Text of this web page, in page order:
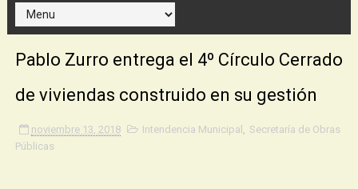
Pablo Zurro entrega el 4º Círculo Cerrado
de viviendas construido en su gestión
noviembre 13, 2018 Intendencia Municipal
Secretaría de Obras
Públicas